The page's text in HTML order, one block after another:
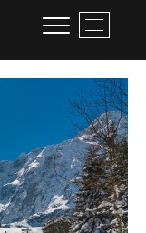
P
r
z
y
c
i
s
k
m
e
n